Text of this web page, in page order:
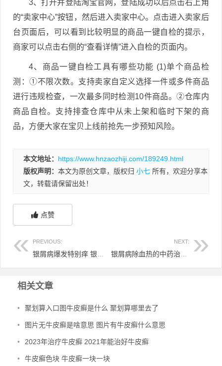
3、打开并登陆淘宝官网，登陆成功以后点击右上角
的“卖家中心”按钮，然后进入卖家中心。点击进入卖家后
台页面后，可以看到比较明显的商品一键自检的提示，
商家可以点击右侧的“查看详情”进入自检的页面内。
4、商品一键自检工具有哪些功能 (1)单个商品检
测：①不限次数。支持卖家自定义选择一件或多件商品
进行违规检查，一次最多同时检测10件商品。②仓库内
商品自检。支持排查仓库中从未上架和临时下架的商
品，方便大家在宝贝上线前抢先一步预知风险。
本文地址： https://www.hnzaozhiji.com/189249.html
版权声明： 本文为原创文章，版权归 小七 所有，欢迎分享本
文，转载请保留出处！
点赞
PREVIOUS: NEXT:
相关文章
• 聚划算入口图牛皮癣是什么 聚划算哪里去了
• 图片无牛皮癣是啥意思 图片有牛皮癣什么意思
• 2023年治疗牛皮癣 2021年能治好牛皮癣
• 牛皮癣色块 牛皮癣一块一块